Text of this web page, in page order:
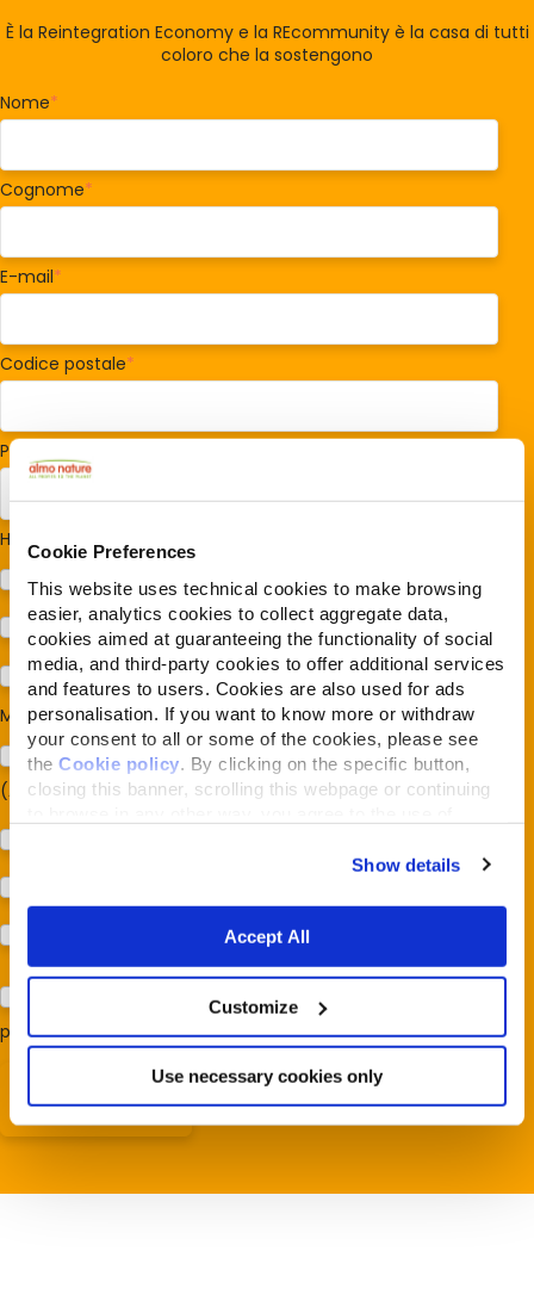
Cookie Preferences
This website uses technical cookies to make browsing
easier, analytics cookies to collect aggregate data,
cookies aimed at guaranteeing the functionality of social
media, and third-party cookies to offer additional services
and features to users. Cookies are also used for ads
personalisation. If you want to know more or withdraw
your consent to all or some of the cookies, please see
the Cookie policy . By clicking on the specific button,
closing this banner, scrolling this webpage or continuing
Show details
Accept All
Customize
Use necessary cookies only
È la Reintegration Economy e la REcommunity è la casa di tutti
coloro che la sostengono
Nome*
Cognome*
E-mail*
Codice postale*
Paese/Regione
Hai cani o gatti?
Cane
Gatto
Per ora no
Mi interessa:*
Sostegno al modello della Reintegration Economy
(Almonature - Fondazione Capellino)
Acconsento al trattamento dei miei dati e dichiaro di aver
preso visione dellaPrivacy Policy*